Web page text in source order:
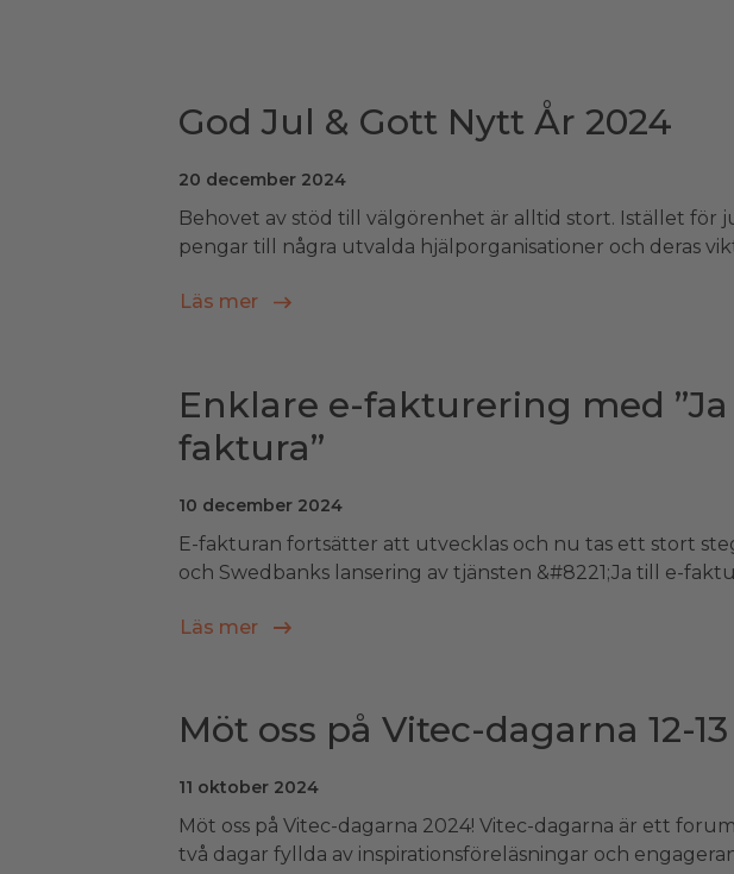
God Jul & Gott Nytt År 2024
20 december 2024
Behovet av stöd till välgörenhet är alltid stort. Istället för
pengar till några utvalda hjälporganisationer och deras
Läs mer
Enklare e-fakturering med
faktura”
10 december 2024
E-fakturan fortsätter att utvecklas och nu tas ett stort
och Swedbanks lansering av tjänsten &#8221;Ja till e-
Läs mer
Möt oss på Vitec-dagarna 12-
11 oktober 2024
Möt oss på Vitec-dagarna 2024! Vitec-dagarna är ett
två dagar fyllda av inspirationsföreläsningar och